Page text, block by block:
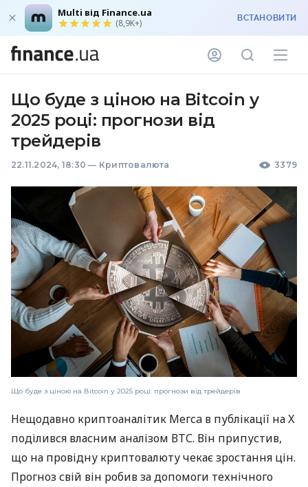
Multi від Finance.ua
(8,9K+) ВСТАНОВИТИ
Що буде з ціною на Вitcoin у
2025 році: прогнози від
трейдерів
22.11.2024, 18:30 — Криптовалюта 3379
Що буде з ціною на Вitcoin у 2025 році: прогнози від трейдерів
Нещодавно криптоаналітик Мегсa в публікації на X
поділився власним аналізом ВТС. Він припустив,
що на провідну криптовалюту чекає зростання цін.
Прогноз свій він робив за допомоги технічного